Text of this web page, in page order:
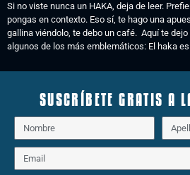
Si no viste nunca un HAKA, deja de leer.
pongas en contexto. Eso sí, te hago una
gallina viéndolo, te debo un café. Aquí te
algunos de los más emblemáticos: El haka es
SUSCRÍBETE GRATIS A